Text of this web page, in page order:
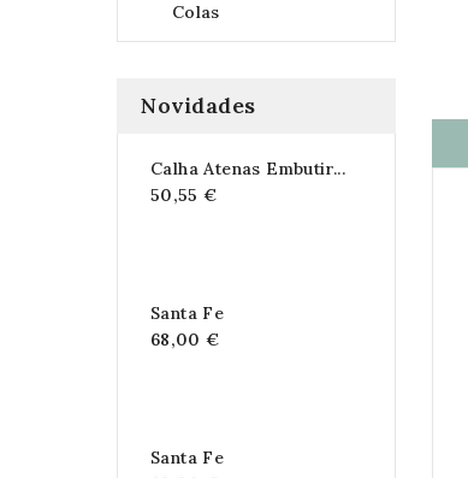
Colas
Novidades
Calha Atenas Embutir...
50,55 €
Santa Fe
68,00 €
Santa Fe